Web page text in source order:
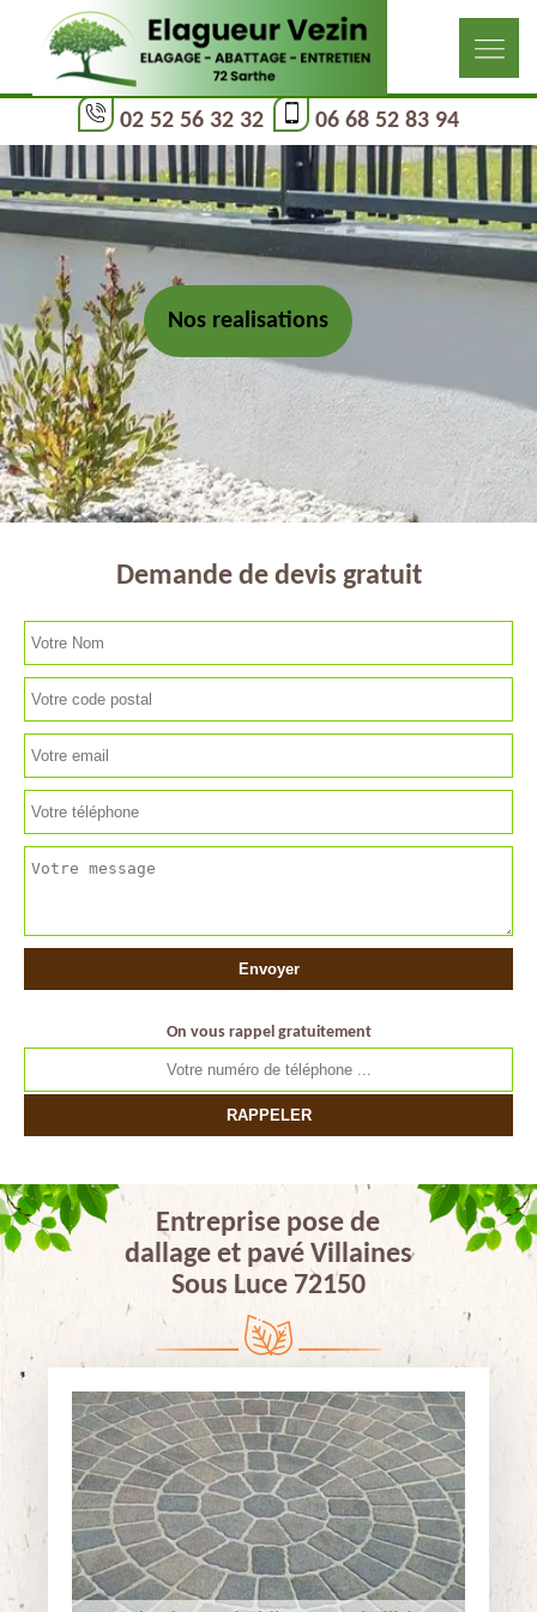
02 52 56 32 32 06 68 52 83 94
Nos realisations
Demande de devis gratuit
On vous rappel gratuitement
Entreprise pose de
dallage et pavé Villaines
Sous Luce 72150